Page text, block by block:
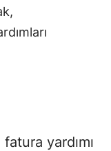
yardımı